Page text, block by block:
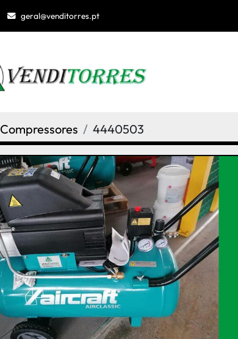
geral@venditorres.pt
Compressores 4440503